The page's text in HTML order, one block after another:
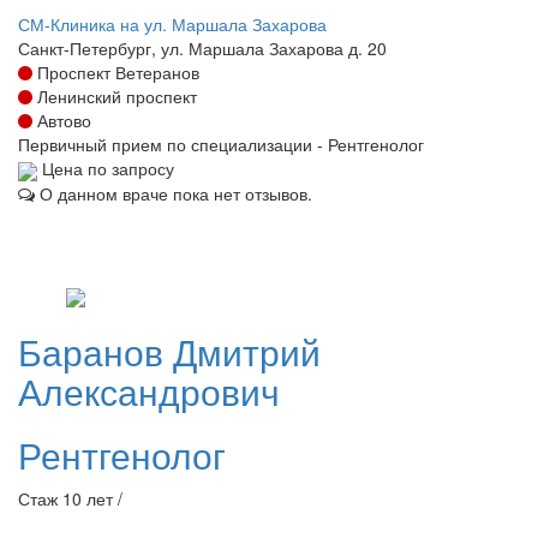
СМ-Клиника на ул. Маршала Захарова
Санкт-Петербург, ул. Маршала Захарова д. 20
Проспект Ветеранов
Ленинский проспект
Автово
Первичный прием по специализации - Рентгенолог
Цена по запросу
О данном враче пока нет отзывов.
Баранов Дмитрий
Александрович
Рентгенолог
Стаж 10 лет /